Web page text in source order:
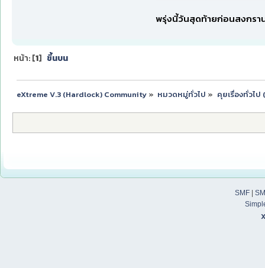
พรุ่งนี้วันสุดท้ายก่อนสงกร
หน้า: [1] ขึ้นบน
eXtreme V.3 (Hardlock) Community» หมวดหมู่ทั่วไป » คุยเรื่องทั่วไป
SMF|